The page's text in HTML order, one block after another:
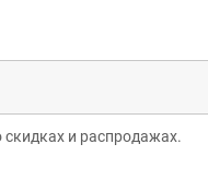
и распродажах.